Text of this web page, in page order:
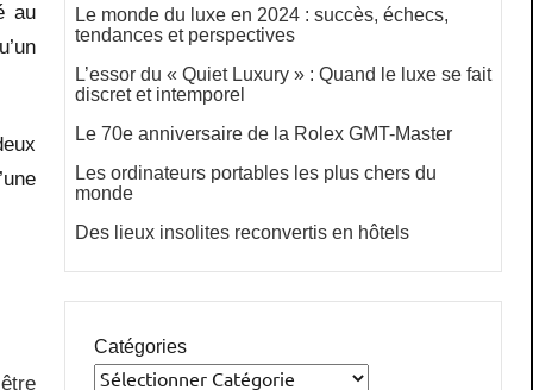
au
Le monde du luxe en 2024 : succès, échecs,
tendances et perspectives
L’essor du « Quiet Luxury » : Quand le luxe se fait
discret et intemporel
Le 70e anniversaire de la Rolex GMT-Master
Les ordinateurs portables les plus chers du
monde
Des lieux insolites reconvertis en hôtels
Catégories